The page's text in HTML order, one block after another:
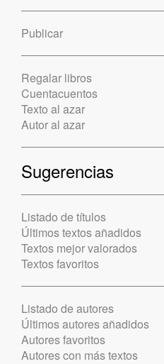
Publicar
Regalar libros
Cuentacuentos
Texto al azar
Autor al azar
Sugerencias
Listado de títulos
Últimos textos añadidos
Textos mejor valorados
Textos favoritos
Listado de autores
Últimos autores añadidos
Autores favoritos
Autores con más textos